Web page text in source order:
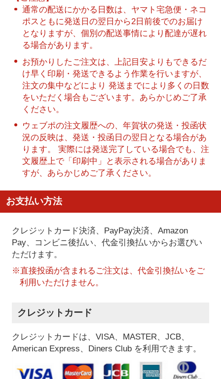
通常の配送にかかる日数は、ヤマト宅急便・ネコ
ポスともに発送日の翌日から2日前後でのお届け
となりますが、個別の配送事情により配達が遅れ
る場合があります。
お預かりしたご注文は、上記目安よりもできるだ
け早く印刷・発送できるよう作業を行いますが、
注文の集中などにより 発送までにより多くの日数
をいただく場合もございます。あらかじめご了承
ください。
ウェブポの注文履歴への、年賀状の発送・投函状
況の反映は、発送・投函日の翌日となる場合があ
ります。 実際には発送完了している場合でも、注
文履歴上で「印刷中」と表示される場合がありま
すが、あらかじめご了承ください。
お支払い方法
クレジットカード決済、PayPay決済、Amazon
Pay、コンビニ後払い、代金引換払いからお選びい
ただけます。
※直接投函が含まれるご注文は、代金引換払いをご
利用いただけません。
クレジットカード
クレジットカードは、VISA、MASTER、JCB、
American Express、Diners Club を利用できます。